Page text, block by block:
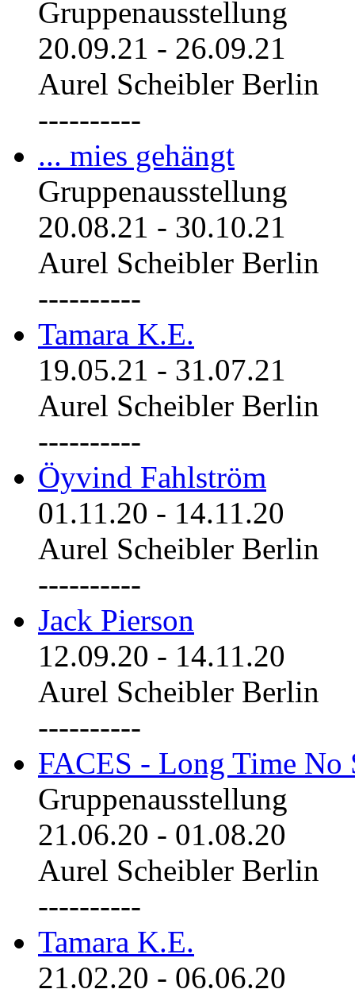
Gruppenausstellung
20.09.21 - 26.09.21
Aurel Scheibler Berlin
----------
... mies gehängt
Gruppenausstellung
20.08.21 - 30.10.21
Aurel Scheibler Berlin
----------
Tamara K.E.
19.05.21 - 31.07.21
Aurel Scheibler Berlin
----------
Öyvind Fahlström
01.11.20 - 14.11.20
Aurel Scheibler Berlin
----------
Jack Pierson
12.09.20 - 14.11.20
Aurel Scheibler Berlin
----------
FACES - Long Time No
Gruppenausstellung
21.06.20 - 01.08.20
Aurel Scheibler Berlin
----------
Tamara K.E.
21.02.20 - 06.06.20